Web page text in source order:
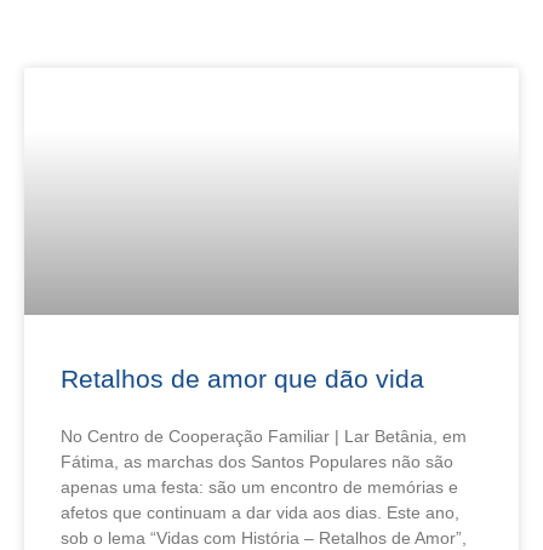
Retalhos de amor que dão vida
No Centro de Cooperação Familiar | Lar Betânia, em
Fátima, as marchas dos Santos Populares não são
apenas uma festa: são um encontro de memórias e
afetos que continuam a dar vida aos dias. Este ano,
sob o lema “Vidas com História – Retalhos de Amor”,